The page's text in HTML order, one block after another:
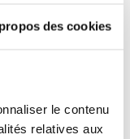
des cookies
le contenu
relatives aux